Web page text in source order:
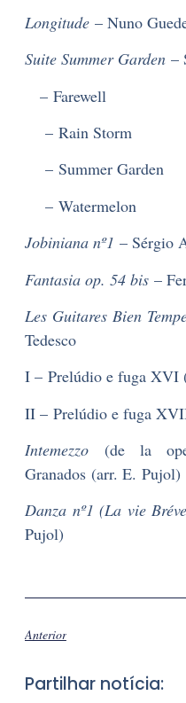
Longitude– Nuno
Suite Summer Garden –
– Farewell
– Rain Storm
– Summer Garden
– Watermelon
Jobiniana nº1 – Sérgio
Fantasia op. 54 bis–
Les Guitares Bien
Tedesco
I – Prelúdio e fuga XVI
II – Prelúdio e fuga
Intemezzo(de la
Granados (arr. E. Pujol)
Danza nº1 (La vie
Pujol)
Anterior
Partilhar notícia: